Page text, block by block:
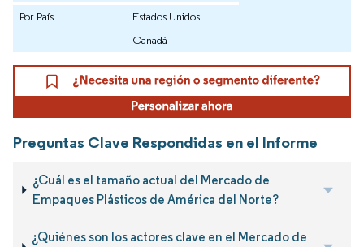
Por País
Estados Unidos
Canadá
Preguntas Clave Respondidas en el Informe
¿Cuál es el tamaño actual del Mercado de
Empaques Plásticos de América del Norte?
¿Quiénes son los actores clave en el Mercado de